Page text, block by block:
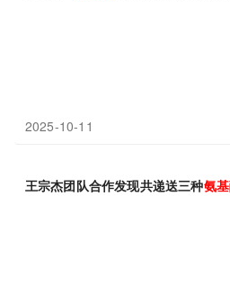
2025-10-11
王宗杰团队合作发现共递送三种氨